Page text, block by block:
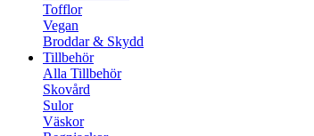
Tofflor
Vegan
Broddar & Skydd
Tillbehör
Alla Tillbehör
Skovård
Sulor
Väskor